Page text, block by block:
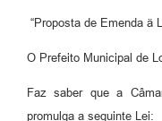
Meio Ambiente
PPA
SIAFIC
“Proposta de Emenda ä
O Prefeito Municipal de
Faz saber que a
promulga a seguinte Lei: